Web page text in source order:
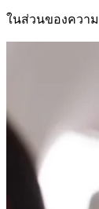
ในส่วนของความ